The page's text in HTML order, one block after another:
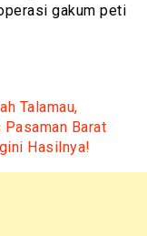
gakum peti
Talamau,
Barat
Hasilnya!